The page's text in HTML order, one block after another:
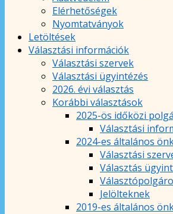
Elérhetőségek
Nyomtatványok
Letöltések
Választási információk
Választási szervek
Választási ügyintézés
2026. évi választás
Korábbi választások
2025-ös időközi
Választási
2024-es általános
Választási
Választás
Jelölteknek
2019-es általános